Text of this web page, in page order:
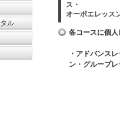
ス ・
オーボエレッス
各コースに個
・ アドバンス
ン ・ グループ
ル